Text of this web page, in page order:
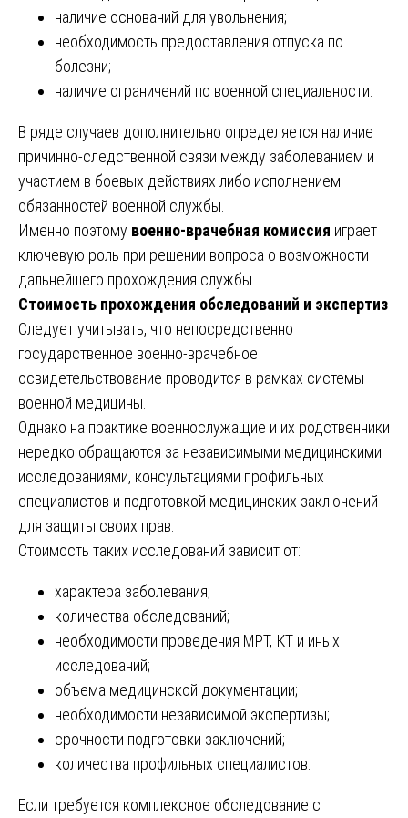
наличие оснований для увольнения;
необходимость предоставления отпуска по
болезни;
наличие ограничений по военной специальности.
В ряде случаев дополнительно определяется наличие
причинно-следственной связи между заболеванием и
участием в боевых действиях либо исполнением
обязанностей военной службы.
Именно поэтому военно-врачебная комиссия играет
ключевую роль при решении вопроса о возможности
дальнейшего прохождения службы.
Стоимость прохождения обследований и экспертиз
Следует учитывать, что непосредственно
государственное военно-врачебное
освидетельствование проводится в рамках системы
военной медицины.
Однако на практике военнослужащие и их родственники
нередко обращаются за независимыми медицинскими
исследованиями, консультациями профильных
специалистов и подготовкой медицинских заключений
для защиты своих прав.
Стоимость таких исследований зависит от:
характера заболевания;
количества обследований;
необходимости проведения МРТ, КТ и иных
исследований;
объема медицинской документации;
необходимости независимой экспертизы;
срочности подготовки заключений;
количества профильных специалистов.
Если требуется комплексное обследование с